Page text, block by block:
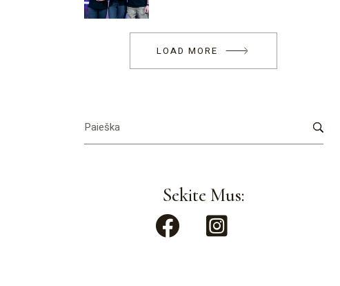
LOAD MORE
Sekite Mus: